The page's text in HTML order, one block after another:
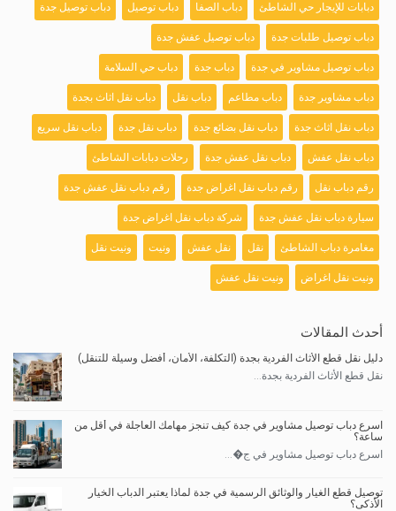
دبابات للإيجار حي الشاطئ دباب الصفا دباب توصيل دباب توصيل جدة
دباب توصيل طلبات جدة دباب توصيل عفش جدة
دباب توصيل مشاوير في جدة دباب جدة دباب حي السلامة
دباب مشاوير جدة دباب مطاعم دباب نقل دباب نقل اثاث بجدة
دباب نقل اثاث جدة دباب نقل بضائع جدة دباب نقل جدة دباب نقل سريع
دباب نقل عفش دباب نقل عفش جدة رحلات دبابات الشاطئ
رقم دباب نقل رقم دباب نقل اغراض جدة رقم دباب نقل عفش جدة
سيارة دباب نقل عفش جدة شركة دباب نقل اغراض جدة
مغامرة دباب الشاطئ نقل نقل عفش ونيت ونيت نقل
ونيت نقل اغراض ونيت نقل عفش
أحدث المقالات
دليل نقل قطع الأثاث الفردية بجدة (التكلفة، الأمان، أفضل وسيلة للتنقل)
نقل قطع الأثاث الفردية بجدة...
اسرع دباب توصيل مشاوير في جدة كيف تنجز مهامك العاجلة في أقل من
ساعة؟
اسرع دباب توصيل مشاوير في ج�...
توصيل قطع الغيار والوثائق الرسمية في جدة لماذا يعتبر الدباب الخيار
الأذكى؟